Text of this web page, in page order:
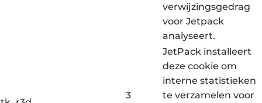
verwijzingsgedrag
voor Jetpack
analyseert.
3
JetPack installeert
deze cookie om
interne statistieken
te verzamelen voor